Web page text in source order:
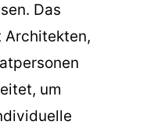
Das
Architekten,
um